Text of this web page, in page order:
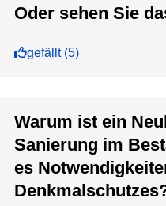
Oder sehen Sie
gefällt(5)
Warum ist ein
Sanierung im
es